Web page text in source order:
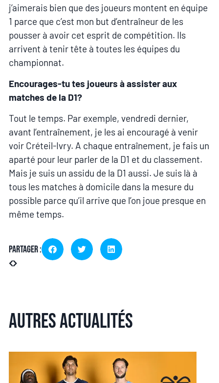
j’aimerais bien que des joueurs montent en équipe
1 parce que c’est mon but d’entraîneur de les
pousser à avoir cet esprit de compétition. Ils
arrivent à tenir tête à toutes les équipes du
championnat.
Encourages-tu tes joueurs à assister aux
matches de la D1?
Tout le temps. Par exemple, vendredi dernier,
avant l’entraînement, je les ai encouragé à venir
voir Créteil-Ivry. A chaque entraînement, je fais un
aparté pour leur parler de la D1 et du classement.
Mais je suis un assidu de la D1 aussi. Je suis là à
tous les matches à domicile dans la mesure du
possible parce qu’il arrive que l’on joue presque en
même temps.
Partager :
Autres actualités